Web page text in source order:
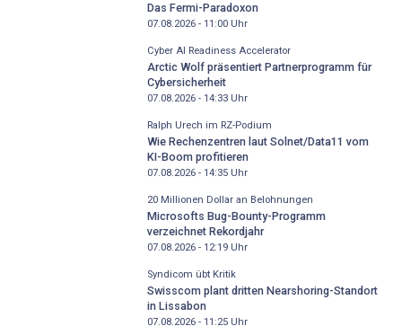
Das Fermi-Paradoxon
07.08.2026 - 11:00Uhr
Cyber AI Readiness Accelerator
Arctic Wolf präsentiert Partnerprogramm für
Cybersicherheit
07.08.2026 - 14:33Uhr
Ralph Urech im RZ-Podium
Wie Rechenzentren laut Solnet/Data11 vom
KI-Boom profitieren
07.08.2026 - 14:35Uhr
20 Millionen Dollar an Belohnungen
Microsofts Bug-Bounty-Programm
verzeichnet Rekordjahr
07.08.2026 - 12:19Uhr
Syndicom übt Kritik
Swisscom plant dritten Nearshoring-Standort
in Lissabon
07.08.2026 - 11:25Uhr